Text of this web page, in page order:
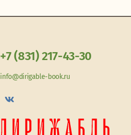
+7 (831) 217-43-30
info@dirigable-book.ru